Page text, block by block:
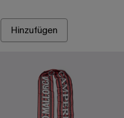
Hinzufügen